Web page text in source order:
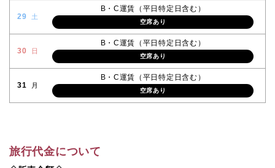
29 土
B・C運賃（平日特定日含む）
空席あり
30 日
B・C運賃（平日特定日含む）
空席あり
31 月
B・C運賃（平日特定日含む）
空席あり
旅行代金について